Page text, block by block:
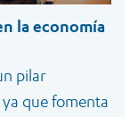
la economía
pilar
que fomenta